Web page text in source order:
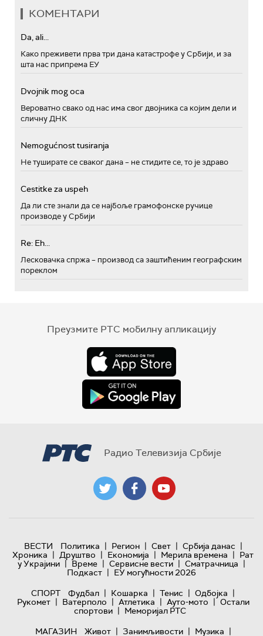
КОМЕНТАРИ
Da, ali...
Како преживети прва три дана катастрофе у Србији, и за
шта нас припрема ЕУ
Dvojnik mog oca
Вероватно свако од нас има свог двојника са којим дели и
сличну ДНК
Nemogućnost tusiranja
Не туширате се сваког дана – не стидите се, то је здраво
Cestitke za uspeh
Да ли сте знали да се најбоље грамофонске ручице
производе у Србији
Re: Eh...
Лесковачка спржа – производ са заштићеним географским
пореклом
Преузмите РТС мобилну апликацију
Радио Телевизија Србије
ВЕСТИ Политика | Регион | Свет | Србија данас |
Хроника | Друштво | Економија | Мерила времена | Рат
у Украјини | Време | Сервисне вести | Сматрачница |
Подкаст | ЕУ могућности 2026
СПОРТ
Фудбал | Кошарка | Тенис | Одбојка |
Рукомет | Ватерполо | Атлетика | Ауто-мото | Остали
спортови | Меморијал РТС
МАГАЗИН
Живот | Занимљивости | Музика |